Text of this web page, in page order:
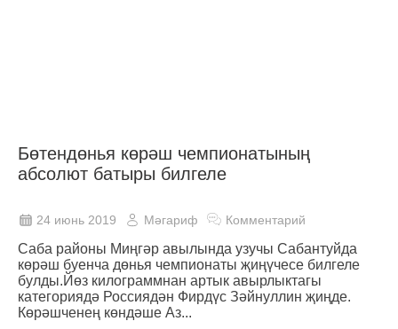
Бөтендөнья көрәш чемпионатының
абсолют батыры билгеле
24 июнь 2019 Мәгариф Комментарий
Саба районы Миңгәр авылында узучы Сабантуйда
көрәш буенча дөнья чемпионаты җиңүчесе билгеле
булды.Йөз килограммнан артык авырлыктагы
категориядә Россиядән Фирдүс Зәйнуллин җиңде.
Көрәшченең көндәше Аз...